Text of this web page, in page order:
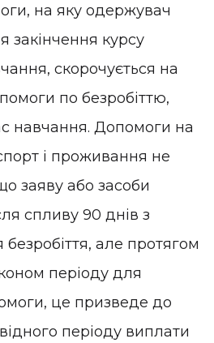
на яку одержувач
закінчення курсу
скорочується на
по безробіттю,
навчання. Допомоги на
і проживання не
заяву або засоби
спливу 90 днів з
але протягом
періоду для
це призведе до
періоду виплати